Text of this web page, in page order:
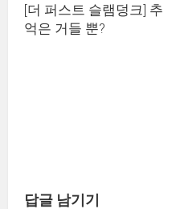
[더 퍼스트 슬램덩크] 추
억은 거들 뿐?
답글 남기기